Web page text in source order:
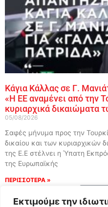
Εκτιμούμε την
Κάγια Κάλλας σε Γ.
«Η ΕΕ αναμένει από την
κυριαρχικά δικαιώματα
05/08/2026
Σαφές μήνυμα προς την
δικαίου και των
της Ε.Ε στέλνει η Ύπατη
της Ευρωπαϊκής
ΠΕΡΙΣΣΟΤΕΡΑ »